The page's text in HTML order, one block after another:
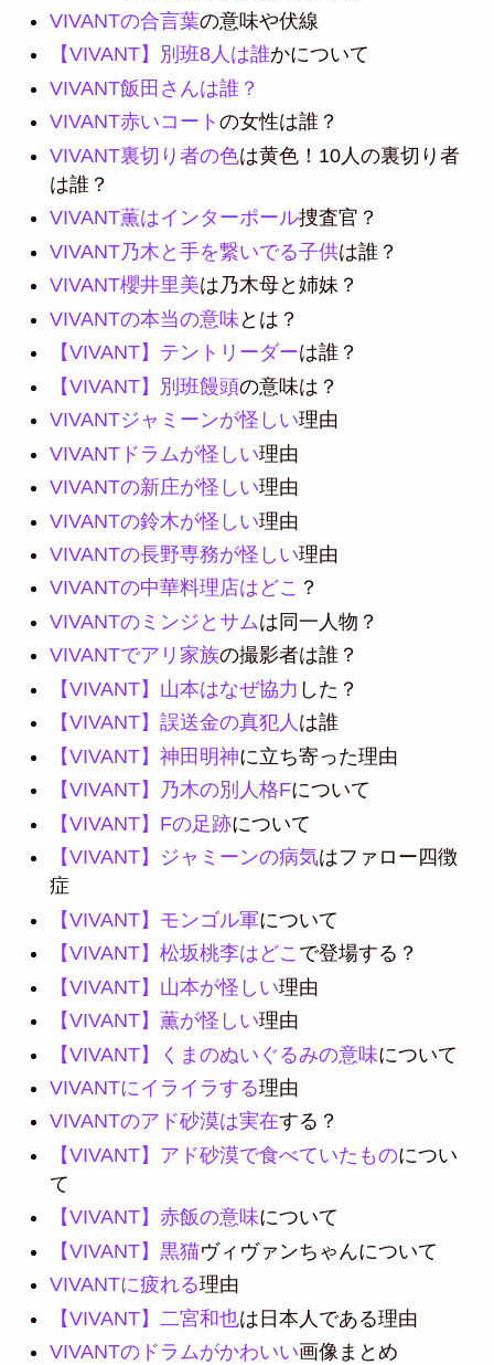
VIVANTの合言葉の意味や伏線
【VIVANT】別班8人は誰かについて
VIVANT飯田さんは誰？
VIVANT赤いコート の女性は誰？
VIVANT裏切り者の色は黄色！10人の裏切り者
は誰？
VIVANT薫はインターポール捜査官？
VIVANT乃木と手を繋いでる子供は誰？
VIVANT櫻井里美は乃木母と姉妹？
VIVANTの本当の意味 とは？
【VIVANT】テントリーダーは誰？
【VIVANT】別班饅頭の意味は？
VIVANTジャミーンが怪しい理由
VIVANTドラムが怪しい理由
VIVANTの新庄が怪しい理由
VIVANTの鈴木が怪しい理由
VIVANTの長野専務が怪しい理由
VIVANTの中華料理店はどこ ？
VIVANTのミンジとサムは同一人物？
VIVANTでアリ家族の撮影者は誰？
【VIVANT】山本はなぜ協力 した？
【VIVANT】誤送金の真犯人 は誰
【VIVANT】神田明神に立ち寄った理由
【VIVANT】乃木の別人格Fについて
【VIVANT】Fの足跡について
【VIVANT】ジャミーンの病気はファロー四徴
症
【VIVANT】モンゴル軍について
【VIVANT】松坂桃李はどこ で登場する？
【VIVANT】山本が怪しい理由
【VIVANT】薫が怪しい理由
【VIVANT】くまのぬいぐるみの意味について
VIVANTにイライラする理由
VIVANTのアド砂漠は実在する？
【VIVANT】アド砂漠で食べていたものについ
て
【VIVANT】赤飯の意味について
【VIVANT】黒猫ヴィヴァンちゃんについて
VIVANTに疲れる理由
【VIVANT】二宮和也は日本人である理由
VIVANTのドラムがかわいい画像まとめ